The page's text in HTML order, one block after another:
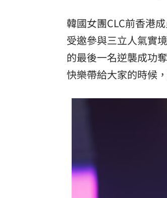
韓國女團CLC前香港
受邀參與三立人氣實
的最後一名逆襲成功
快樂帶給大家的時候